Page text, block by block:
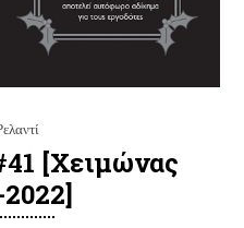
[χειμώνας